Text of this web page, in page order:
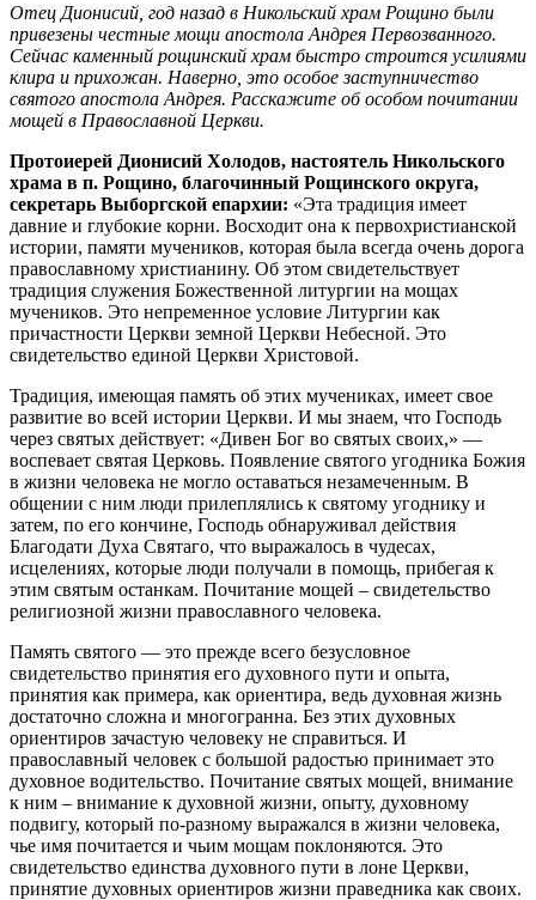
Отец Дионисий, год назад в Никольский храм Рощино были
привезены честные мощи апостола Андрея Первозванного.
Сейчас каменный рощинский храм быстро строится усилиями
клира и прихожан. Наверно, это особое заступничество
святого апостола Андрея. Расскажите об особом почитании
мощей в Православной Церкви.
Протоиерей Дионисий Холодов, настоятель Никольского
храма в п. Рощино, благочинный Рощинского округа,
секретарь Выборгской епархии: «Эта традиция имеет
давние и глубокие корни. Восходит она к первохристианской
истории, памяти мучеников, которая была всегда очень дорога
православному христианину. Об этом свидетельствует
традиция служения Божественной литургии на мощах
мучеников. Это непременное условие Литургии как
причастности Церкви земной Церкви Небесной. Это
свидетельство единой Церкви Христовой.
Традиция, имеющая память об этих мучениках, имеет свое
развитие во всей истории Церкви. И мы знаем, что Господь
через святых действует: «Дивен Бог во святых своих,» —
воспевает святая Церковь. Появление святого угодника Божия
в жизни человека не могло оставаться незамеченным. В
общении с ним люди прилеплялись к святому угоднику и
затем, по его кончине, Господь обнаруживал действия
Благодати Духа Святаго, что выражалось в чудесах,
исцелениях, которые люди получали в помощь, прибегая к
этим святым останкам. Почитание мощей – свидетельство
религиозной жизни православного человека.
Память святого — это прежде всего безусловное
свидетельство принятия его духовного пути и опыта,
принятия как примера, как ориентира, ведь духовная жизнь
достаточно сложна и многогранна. Без этих духовных
ориентиров зачастую человеку не справиться. И
православный человек с большой радостью принимает это
духовное водительство. Почитание святых мощей, внимание
к ним – внимание к духовной жизни, опыту, духовному
подвигу, который по-разному выражался в жизни человека,
чье имя почитается и чьим мощам поклоняются. Это
свидетельство единства духовного пути в лоне Церкви,
принятие духовных ориентиров жизни праведника как своих.